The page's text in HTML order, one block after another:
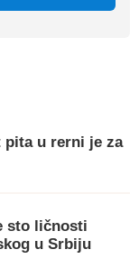
pita u rerni je za
sto ličnosti
u Srbiju